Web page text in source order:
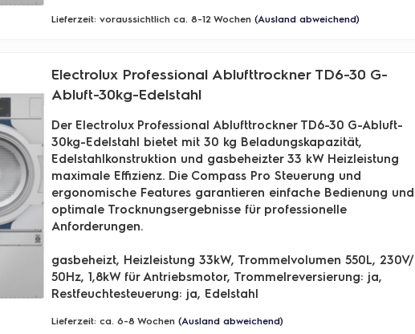
Lieferzeit: voraussichtlich ca. 8-12 Wochen (Ausland abweichend)
Electrolux Professional Ablufttrockner TD6-30 G-
Abluft-30kg-Edelstahl
Der Electrolux Professional Ablufttrockner TD6-30 G-Abluft-
30kg-Edelstahl bietet mit 30 kg Beladungskapazität,
Edelstahlkonstruktion und gasbeheizter 33 kW Heizleistung
maximale Effizienz. Die Compass Pro Steuerung und
ergonomische Features garantieren einfache Bedienung und
optimale Trocknungsergebnisse für professionelle
Anforderungen.
gasbeheizt, Heizleistung 33kW, Trommelvolumen 550L, 230V/
50Hz, 1,8kW für Antriebsmotor, Trommelreversierung: ja,
Restfeuchtesteuerung: ja, Edelstahl
Lieferzeit: ca. 6-8 Wochen (Ausland abweichend)